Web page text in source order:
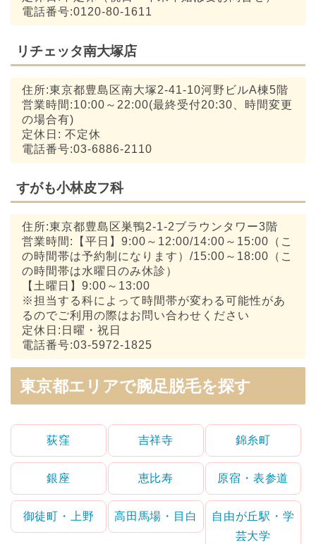
電話番号:0120-80-1611
リチェッタ南大塚店
住所:東京都豊島区南大塚2-41-10河野ビルA棟5階
営業時間:10:00～22:00(最終受付20:30、時間変更
の場合有)
定休日: 不定休
電話番号:03-6886-2110
すがも小林皮フ科
住所:東京都豊島区巣鴨2-1-2ブラウンタワー3階
営業時間:【平日】9:00～12:00/14:00～15:00（こ
の時間帯は予約制になります）/15:00～18:00（こ
の時間帯は水曜日のみ休診）
【土曜日】9:00～13:00
※担当する科によって時間帯が変わる可能性があ
るのでご利用の際はお問い合わせください
定休日:日曜・祝日
電話番号:03-5972-1825
東京都エリアで腕足脱毛を探す
荻窪 吉祥寺 錦糸町
銀座 恵比寿 原宿・表参道
御徒町・上野 高田馬場・目白
自由が丘駅・学
芸大学